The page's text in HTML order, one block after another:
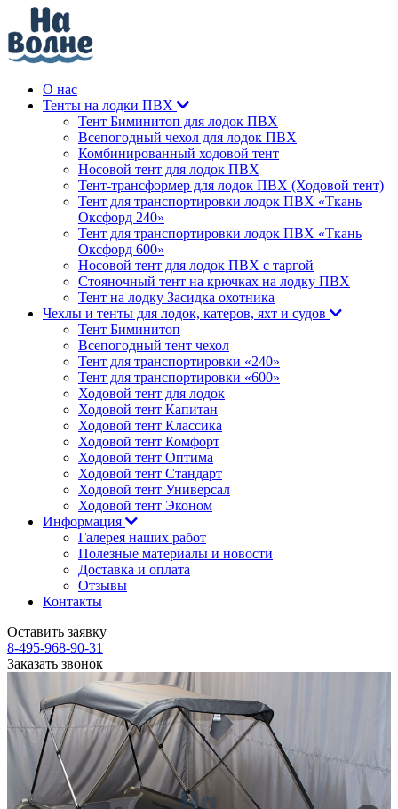
О нас
Тенты на лодки ПВХ
Тент Биминитоп для лодок ПВХ
Всепогодный чехол для лодок ПВХ
Комбинированный ходовой тент
Носовой тент для лодок ПВХ
Тент-трансформер для лодок ПВХ (Ходовой тент)
Тент для транспортировки лодок ПВХ «Ткань
Оксфорд 240»
Тент для транспортировки лодок ПВХ «Ткань
Оксфорд 600»
Носовой тент для лодок ПВХ с таргой
Стояночный тент на крючках на лодку ПВХ
Тент на лодку Засидка охотника
Чехлы и тенты для лодок, катеров, яхт и судов
Тент Биминитоп
Всепогодный тент чехол
Тент для транспортировки «240»
Тент для транспортировки «600»
Ходовой тент для лодок
Ходовой тент Капитан
Ходовой тент Классика
Ходовой тент Комфорт
Ходовой тент Оптима
Ходовой тент Стандарт
Ходовой тент Универсал
Ходовой тент Эконом
Информация
Галерея наших работ
Полезные материалы и новости
Доставка и оплата
Отзывы
Контакты
Оставить заявку
8-495-968-90-31
Заказать звонок